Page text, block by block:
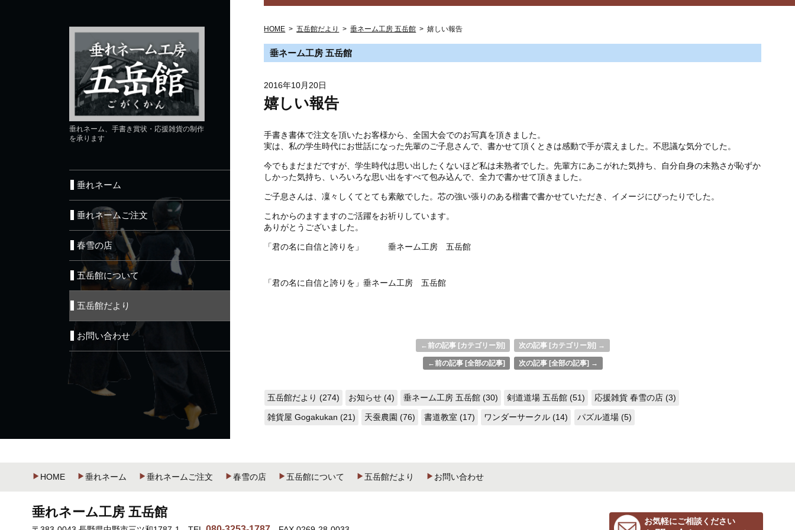
垂れネーム、手書き賞状・応援雑貨の制作
を承ります
垂れネーム
垂れネームご注文
春雪の店
五岳館について
五岳館だより
お問い合わせ
HOME >五岳館だより >垂ネーム工房 五岳館 >嬉しい報告
垂ネーム工房 五岳館
2016年10月20日
嬉しい報告
手書き書体で注文を頂いたお客様から、全国大会でのお写真を頂きました。
実は、私の学生時代にお世話になった先輩のご子息さんで、書かせて頂くときは感動で手が震えました。不思議な気分でした。
今でもまだまだですが、学生時代は思い出したくないほど私は未熟者でした。先輩方にあこがれた気持ち、自分自身の未熟さが恥ずか
しかった気持ち、いろいろな思い出をすべて包み込んで、全力で書かせて頂きました。
ご子息さんは、凜々しくてとても素敵でした。芯の強い張りのある楷書で書かせていただき、イメージにぴったりでした。
これからのますますのご活躍をお祈りしています。
ありがとうございました。
「君の名に自信と誇りを」 垂ネーム工房 五岳館
「君の名に自信と誇りを」垂ネーム工房 五岳館
←前の記事 [カテゴリー別] 次の記事 [カテゴリー別] →
←前の記事 [全部の記事] 次の記事 [全部の記事] →
五岳館だより (274) お知らせ (4) 垂ネーム工房 五岳館 (30) 剣道道場 五岳館 (51) 応援雑貨 春雪の店 (3)
雑貨屋 Gogakukan (21) 天蚕農園 (76) 書道教室 (17) ワンダーサークル (14) パズル道場 (5)
HOME 垂れネーム 垂れネームご注文 春雪の店 五岳館について 五岳館だより お問い合わせ
垂れネーム工房 五岳館
お気軽にご相談ください